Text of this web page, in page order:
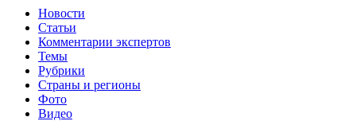
Новости
Статьи
Комментарии экспертов
Темы
Рубрики
Страны и регионы
Фото
Видео